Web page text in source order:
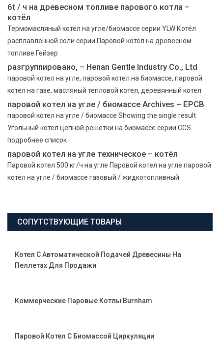
6t / ч на древесном топливе парового котла –
котёл
Термомасляный котёл на угле/биомассе серии YLW Котёл
расплавленной соли серии Паровой котел на древесном
топливе Гейзер
разгруппировано, – Henan Gentle Industry Co., Ltd
паровой котел на угле, паровой котел на биомассе, паровой
котел на газе, масляный тепловой котел, деревянный котел
паровой котел на угле / биомассе Archives – EPCB
паровой котел на угле / биомассе Showing the single result
Угольный котел цепной решетки на биомассе серии ССS
подробнее список
паровой котел на угле техническое – котёл
Паровой котел 500 кг/ч на угле Паровой котел на угле паровой
котел на угле / биомассе газовый / жидкотопливный
СОПУТСТВУЮЩИЕ ТОВАРЫ
Котел С Автоматической Подачей Древесины На
Пеллетах Для Продажи
Коммерческие Паровые Котлы Burnham
Паровой Котел С Биомассой Циркуляции